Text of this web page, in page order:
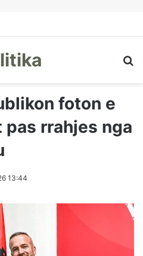
foton e
rrahjes nga
13:44